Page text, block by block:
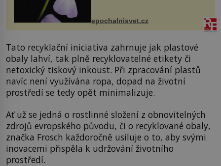
vstupenka...
epochalnisvet.cz
Tato recyklační iniciativa zahrnuje jak plastové
obaly lahví, tak plně recyklovatelné etikety či
netoxický tiskový inkoust. Při zpracování plastů
navíc není využívána ropa, dopad na životní
prostředí se tedy opět minimalizuje.
Ať už se jedná o rostlinné složení z obnovitelných
zdrojů evropského původu, či o recyklované obaly,
značka Frosch každoročně usiluje o to, aby svými
inovacemi přispěla k udržování životního
prostředí.